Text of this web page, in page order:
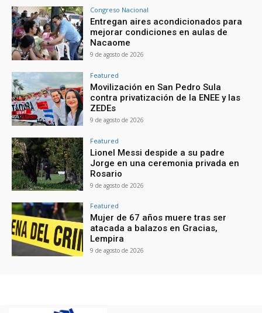
Congreso Nacional
Entregan aires acondicionados para
mejorar condiciones en aulas de
Nacaome
9 de agosto de 2026
Featured
Movilización en San Pedro Sula
contra privatización de la ENEE y las
ZEDEs
9 de agosto de 2026
Featured
Lionel Messi despide a su padre
Jorge en una ceremonia privada en
Rosario
9 de agosto de 2026
Featured
Mujer de 67 años muere tras ser
atacada a balazos en Gracias,
Lempira
9 de agosto de 2026